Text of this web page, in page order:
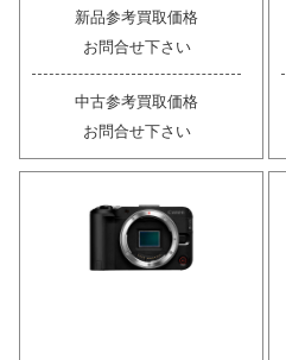
新品参考買取価格
お問合せ下さい
中古参考買取価格
お問合せ下さい